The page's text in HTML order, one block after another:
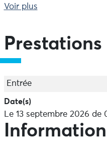
A vélo, le port du casque
Voir plus
Entrée
Date(s)
Le 13 septembre 2026 de